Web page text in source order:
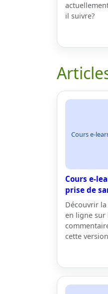
il suivre?
Cours e-
Cours e-
prise de
Découvrir
en ligne sur
cette